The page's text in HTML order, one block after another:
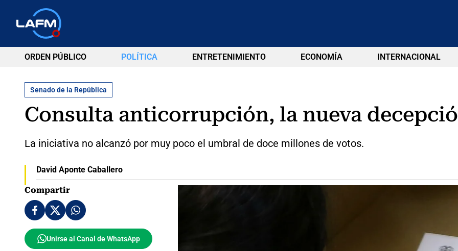
ORDEN PÚBLICO POLÍTICA ENTRETENIMIENTO ECONOMÍA INTERNACIONAL
Senado de la República
Consulta anticorrupción, la nueva
La iniciativa no alcanzó por muy poco el umbral de doce millones de votos.
David Aponte Caballero
Compartir
Unirse al Canal de WhatsApp